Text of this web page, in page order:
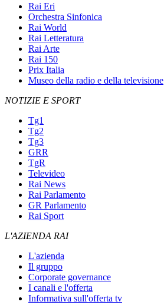
Rai Eri
Orchestra Sinfonica
Rai World
Rai Letteratura
Rai Arte
Rai 150
Prix Italia
Museo della radio e della televisione
NOTIZIE E SPORT
Tg1
Tg2
Tg3
GRR
TgR
Televideo
Rai News
Rai Parlamento
GR Parlamento
Rai Sport
L'AZIENDA RAI
L'azienda
Il gruppo
Corporate governance
I canali e l'offerta
Informativa sull'offerta tv